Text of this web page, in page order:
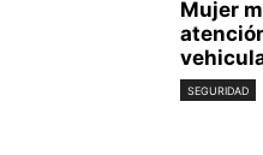
Mujer
SEGURIDAD